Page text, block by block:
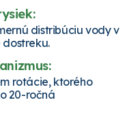
distribúciu vody v
dostreku.
rotácie, ktorého
20-ročná